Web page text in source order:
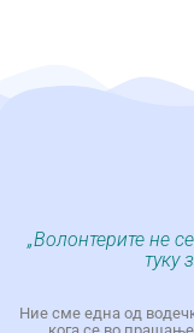
„Волонтерите не
туку
Ние сме една од